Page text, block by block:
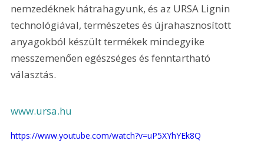
nemzedéknek hátrahagyunk, és az URSA Lignin
technológiával, természetes és újrahasznosított
anyagokból készült termékek mindegyike
messzemenően egészséges és fenntartható
választás.
www.ursa.hu
https://www.youtube.com/watch?v=uP5XYhYEk8Q